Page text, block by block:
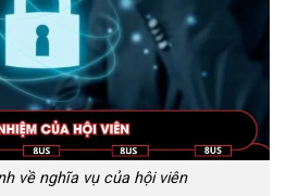
về nghĩa vụ của hội viên